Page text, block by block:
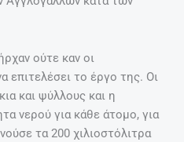
ούτε καν οι
επιτελέσει το έργο της. Οι
και ψύλλους και η
νερού για κάθε άτομο, για
τα 200 χιλιοστόλιτρα